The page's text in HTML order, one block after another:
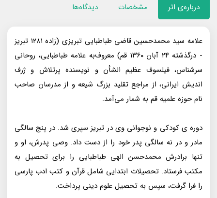
درباره‌ی اثر مشخصات دیدگاه‌ها
علامه سید محمدحسین قاضی طباطبایی تبریزی (زاده ۱۲۸۱ تبریز
- درگذشته ۲۴ آبان ۱۳۶۰ قم) معروف‌به علامه طباطبایی، روحانی
سرشناس، فیلسوف عظیم الشأن و نویسنده پرتلاش و ژرف
اندیش ایرانی، از مراجع تقلید بزرگ شیعه و از مدرسان صاحب
نام حوزه علمیه قم به شمار می‌آمد.
دوره ی کودکی و نوجوانی وی در تبریز سپری شد. در پنج سالگی
مادر و در نه سالگی پدر خود را از دست داد. وصی پدرش، او و
تنها برادرش محمدحسن الهی طباطبایی را برای تحصیل به
مکتب فرستاد. تحصیلات ابتدایی شامل قرآن و کتب ادب پارسی
را فرا گرفت، سپس به تحصیل علوم دینی پرداخت.